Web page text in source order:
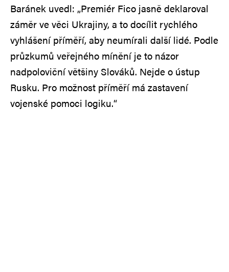
Baránek uvedl: „Premiér Fico jasně deklaroval
záměr ve věci Ukrajiny, a to docílit rychlého
vyhlášení příměří, aby neumírali další lidé. Podle
průzkumů veřejného mínění je to názor
nadpoloviční většiny Slováků. Nejde o ústup
Rusku. Pro možnost příměří má zastavení
vojenské pomoci logiku.“